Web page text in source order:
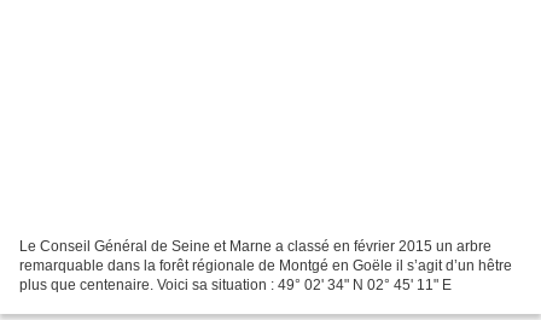
Le Conseil Général de Seine et Marne a classé en février 2015 un arbre
remarquable dans la forêt régionale de Montgé en Goële il s’agit d’un hêtre
plus que centenaire. Voici sa situation : 49° 02' 34" N 02° 45' 11" E